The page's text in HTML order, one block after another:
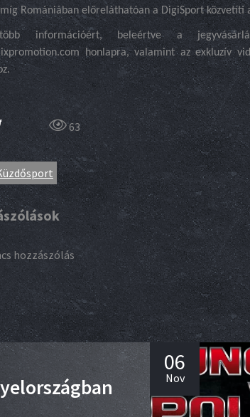
Romániában előreláthatóan a DigiSport közvetíti
információért, beleértve a
honlapra, valamint az exkluzív
63
hozzászólás
06
Nov